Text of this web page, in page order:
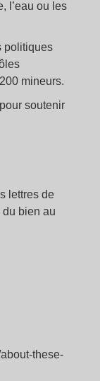
l’eau ou les
politiques
mineurs.
soutenir
lettres de
bien au
these-